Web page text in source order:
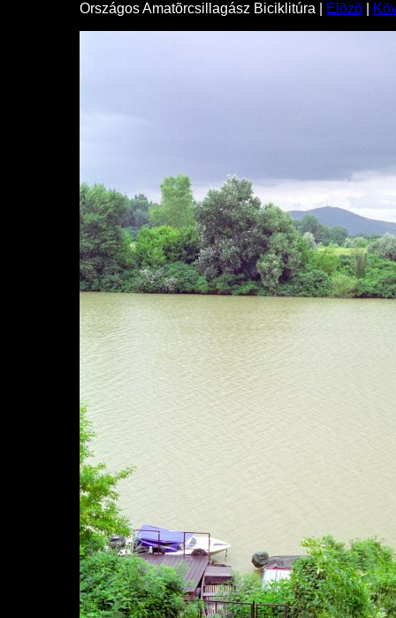
Országos Amatõrcsillagász Biciklitúra | Elõzõ